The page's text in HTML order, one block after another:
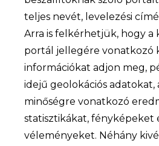
teljes nevét, levelezési
Arra is felkérhetjük, hogy a
portál jellegére vonatkozó
információkat adjon meg,
idejű geolokációs adatokat,
minőségre vonatkozó
statisztikákat, fényképeket
véleményeket. Néhány